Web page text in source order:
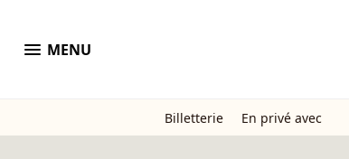
menu MENU
Billetterie En privé avec